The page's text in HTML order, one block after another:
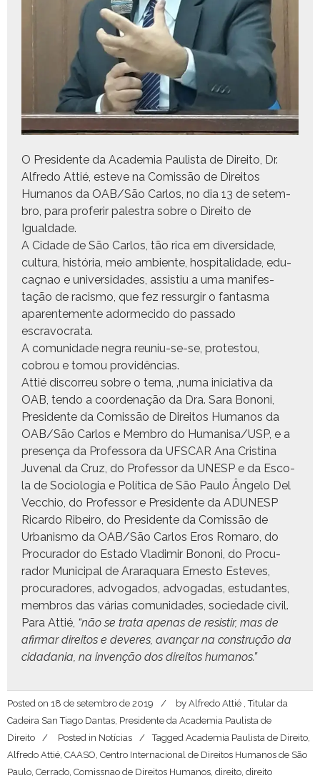
O Pres­i­dente da Acad­e­mia Paulista de Dire­ito, Dr.
Alfre­do Attié, esteve na Comis­são de Dire­itos
Humanos da OAB/São Car­los, no dia 13 de setem­
bro, para pro­ferir palestra sobre o Dire­ito de
Igualdade.
A Cidade de São Car­los, tão rica em diver­si­dade,
cul­tura, história, meio ambi­ente, hos­pi­tal­i­dade, edu­
caç­nao e uni­ver­si­dades, assis­tiu a uma man­i­fes­
tação de racis­mo, que fez ressur­gir o fan­tas­ma
aparente­mente adorme­ci­do do pas­sa­do
escravocrata.
A comu­nidade negra reuniu-se-se, protestou,
cobrou e tomou providências.
Attié dis­cor­reu sobre o tema, ‚numa ini­cia­ti­va da
OAB, ten­do a coor­de­nação da Dra. Sara Bononi,
Pres­i­dente da Comis­são de Dire­itos Humanos da
OAB/São Car­los e Mem­bro do Humanisa/USP, e a
pre­sença da Pro­fes­so­ra da UFSCAR Ana Cristi­na
Juve­nal da Cruz, do Pro­fes­sor da UNESP e da Esco­
la de Soci­olo­gia e Políti­ca de São Paulo Ânge­lo Del
Vec­chio, do Pro­fes­sor e Pres­i­dente da ADUNESP
Ricar­do Ribeiro, do Pres­i­dente da Comis­são de
Urban­is­mo da OAB/São Car­los Eros Romaro, do
Procu­rador do Esta­do Vladimir Bononi, do Procu­
rador Munic­i­pal de Araraquara Ernesto Esteves,
procu­radores, advo­ga­dos, advo­gadas, estu­dantes,
mem­bros das várias comu­nidades, sociedade civil.
Para Attié, “não se tra­ta ape­nas de resi­s­tir, mas de
afir­mar dire­itos e deveres, avançar na con­strução da
cidada­nia, na invenção dos dire­itos humanos.”
Posted on 18 de setembro de 2019 by Alfredo Attié , Titular da
Cadeira San Tiago Dantas, Presidente da Academia Paulista de
Direito
Posted in Notícias Tagged Academia Paulista de Direito,
Alfredo Attié, CAASO, Centro Internacional de Direitos Humanos de São
Paulo, Cerrado, Comissnao de Direitos Humanos, direito, direito